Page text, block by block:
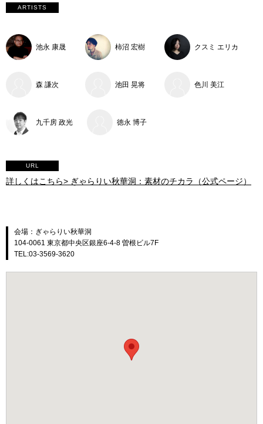
ARTISTS
池永 康晟 柿沼 宏樹 クスミ エリカ
森 謙次 池田 晃将 色川 美江
九千房 政光 徳永 博子
URL
詳しくはこちら> ぎゃらりい秋華洞：素材のチカラ（公式ページ）
会場：ぎゃらりい秋華洞
104-0061 東京都中央区銀座6-4-8 曽根ビル7F
TEL:03-3569-3620